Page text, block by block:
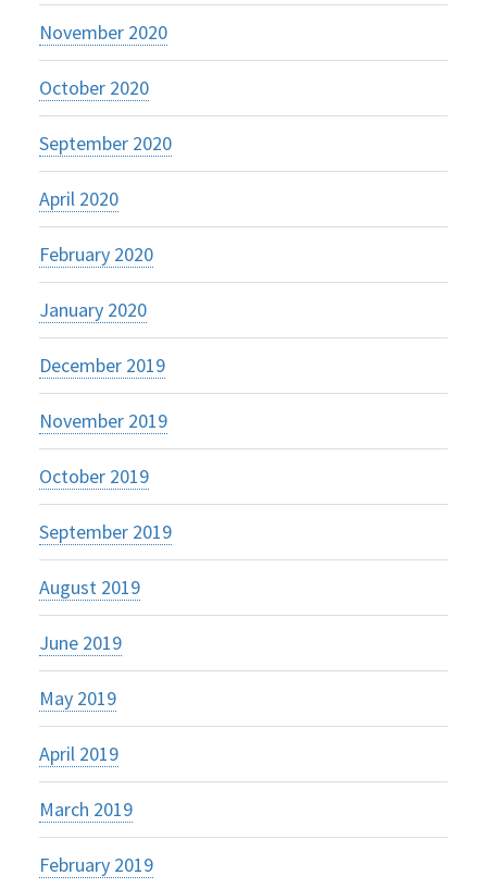
November 2020
October 2020
September 2020
April 2020
February 2020
January 2020
December 2019
November 2019
October 2019
September 2019
August 2019
June 2019
May 2019
April 2019
March 2019
February 2019